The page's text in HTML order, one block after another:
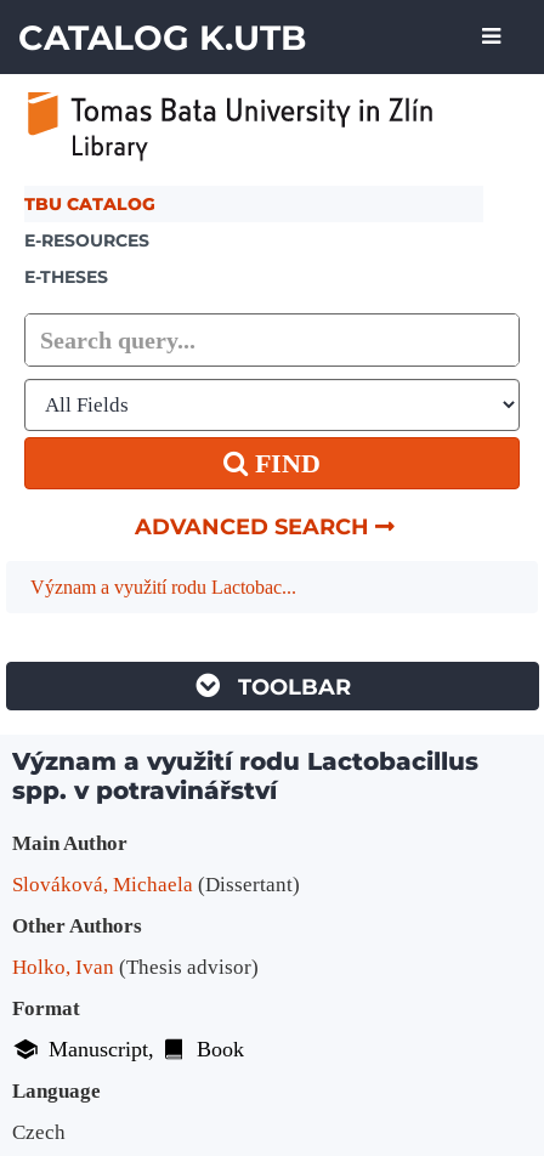
CATALOG K.UTB
TBU CATALOG
E-RESOURCES
E-THESES
FIND
ADVANCED SEARCH
Význam a využití rodu Lactobac...
TOOLBAR
Význam a využití rodu Lactobacillus
spp. v potravinářství
Bibliographic Details
Main Author
Slováková, Michaela (Dissertant)
Other Authors
Holko, Ivan (Thesis advisor)
Format
Manuscript Book
Language
Czech